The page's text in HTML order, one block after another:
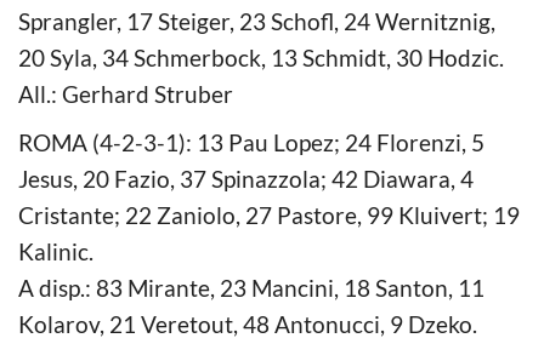
Sprangler, 17 Steiger, 23 Schofl, 24 Wernitznig,
20 Syla, 34 Schmerbock, 13 Schmidt, 30 Hodzic.
All.: Gerhard Struber
ROMA (4-2-3-1): 13 Pau Lopez; 24 Florenzi, 5
Jesus, 20 Fazio, 37 Spinazzola; 42 Diawara, 4
Cristante; 22 Zaniolo, 27 Pastore, 99 Kluivert; 19
Kalinic.
A disp.: 83 Mirante, 23 Mancini, 18 Santon, 11
Kolarov, 21 Veretout, 48 Antonucci, 9 Dzeko.